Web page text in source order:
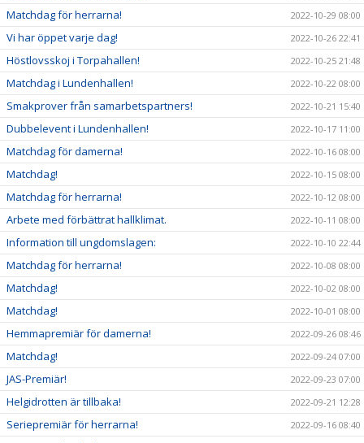
Matchdag för herrarna! 2022-10-29 08:00
Vi har öppet varje dag! 2022-10-26 22:41
Höstlovsskoj i Torpahallen! 2022-10-25 21:48
Matchdag i Lundenhallen! 2022-10-22 08:00
Smakprover från samarbetspartners! 2022-10-21 15:40
Dubbelevent i Lundenhallen! 2022-10-17 11:00
Matchdag för damerna! 2022-10-16 08:00
Matchdag! 2022-10-15 08:00
Matchdag för herrarna! 2022-10-12 08:00
Arbete med förbättrat hallklimat. 2022-10-11 08:00
Information till ungdomslagen: 2022-10-10 22:44
Matchdag för herrarna! 2022-10-08 08:00
Matchdag! 2022-10-02 08:00
Matchdag! 2022-10-01 08:00
Hemmapremiär för damerna! 2022-09-26 08:46
Matchdag! 2022-09-24 07:00
JAS-Premiär! 2022-09-23 07:00
Helgidrotten är tillbaka! 2022-09-21 12:28
Seriepremiär för herrarna! 2022-09-16 08:40